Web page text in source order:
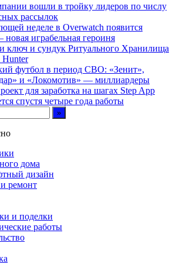
вошли в тройку лидеров по числу
рассылок
неделе в Overwatch появится
играбельная героиня
ключ и сундук Ритуального Хранилища
футбол в период СВО: «Зенит»,
и «Локомотив» — миллиардеры
для заработка на шагах Step App
спустя четыре года работы
дома
дизайн
ремонт
и поделки
работы